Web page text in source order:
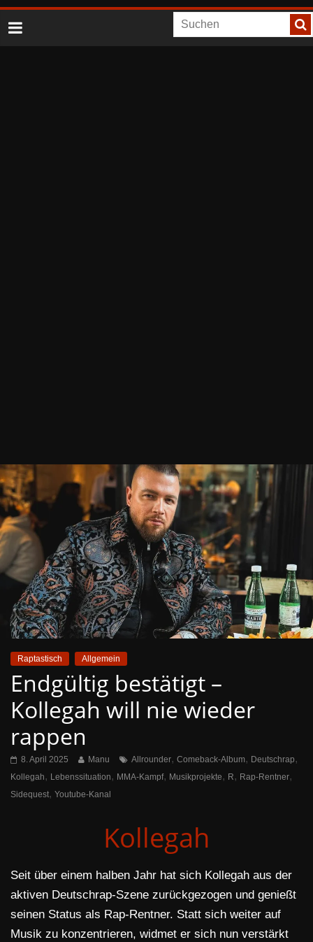
Raptastisch Allgemein
Endgültig bestätigt –
Kollegah will nie wieder
rappen
8. April 2025 Manu Allrounder, Comeback-Album, Deutschrap,
Kollegah, Lebenssituation, MMA-Kampf, Musikprojekte, R, Rap-Rentner,
Sidequest, Youtube-Kanal
Kollegah
Seit über einem halben Jahr hat sich Kollegah aus der
aktiven Deutschrap-Szene zurückgezogen und genießt
seinen Status als Rap-Rentner. Statt sich weiter auf
Musik zu konzentrieren, widmet er sich nun verstärkt